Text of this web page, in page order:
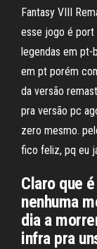
Fantasy VIII
esse jogo é port
legendas em pt-
em pt porém
da versão
pra versão pc
zero mesmo.
fico feliz, pq eu
Claro que
nenhuma
dia a
infra pra